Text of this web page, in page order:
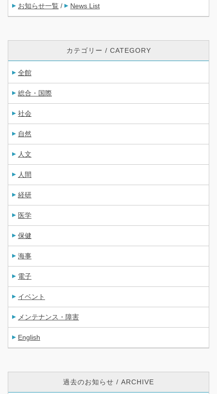
お知らせ一覧 / News List
カテゴリー / CATEGORY
全館
総合・国際
社会
自然
人文
人間
経研
医学
保健
海事
電子
イベント
メンテナンス・障害
English
過去のお知らせ / ARCHIVE